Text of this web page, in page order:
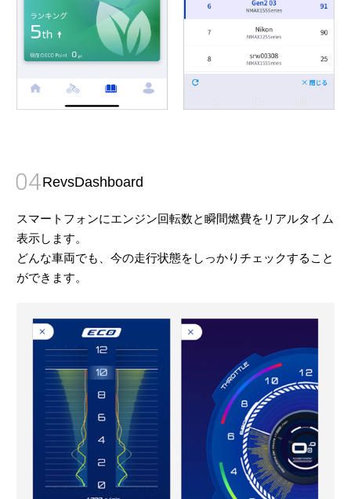
04RevsDashboard
スマートフォンにエンジン回転数と瞬間燃費をリアルタイム
表示します。
どんな車両でも、今の走行状態をしっかりチェックすること
ができます。